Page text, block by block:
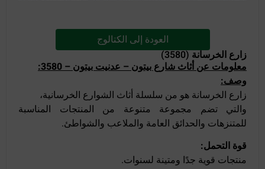
العودة إلى الكتالوج
زارع الخرسانة (3580)
معلومات عن أثاث شارع بيتون – عدنيت بيتون – 3580:
وصف:
زارع الخرسانة هو من سلسلة أثاث الشوارع الخرسانية،
والتي تضم مجموعة متنوعة من المنتجات المناسبة
للمتنزهات والحدائق العامة والملاعب والشواطئ.
قوة التحمل:
منتجات قوية جدًا ومتينة لسنوات.